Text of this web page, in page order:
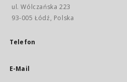
ul. Wólczańska 223
93-005 Łódź, Polska
Telefon
E-Mail